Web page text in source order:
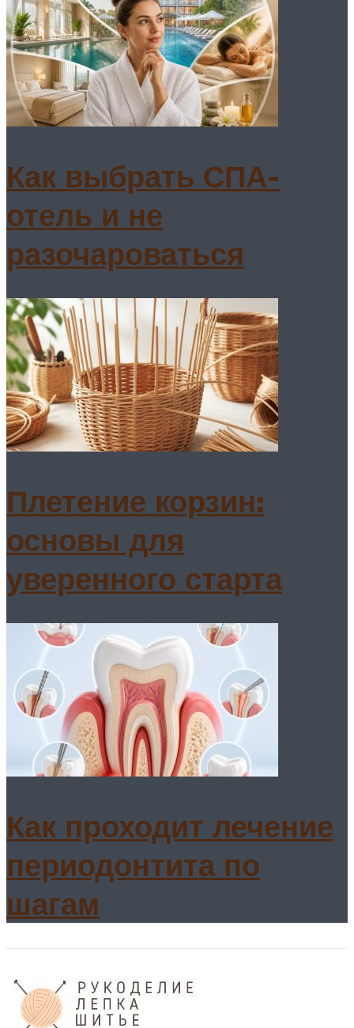
Как выбрать СПА-
отель и не
разочароваться
Плетение корзин:
основы для
уверенного старта
Как проходит лечение
периодонтита по
шагам